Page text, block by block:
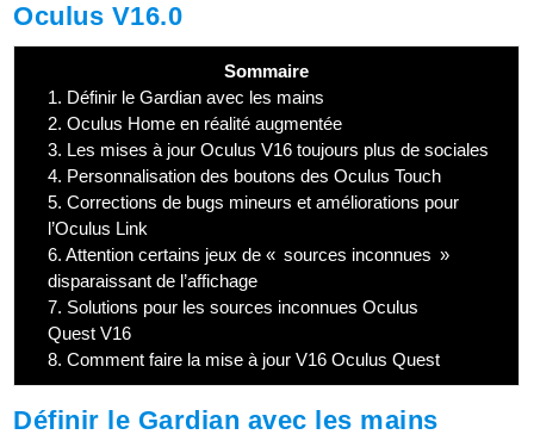
Oculus V16.0
Sommaire
1. Définir le Gardian avec les mains
2. Oculus Home en réalité augmentée
3. Les mises à jour Oculus V16 toujours plus de sociales
4. Personnalisation des boutons des Oculus Touch
5. Corrections de bugs mineurs et améliorations pour
l’Oculus Link
6. Attention certains jeux de « sources inconnues »
disparaissant de l’affichage
7. Solutions pour les sources inconnues Oculus
Quest V16
8. Comment faire la mise à jour V16 Oculus Quest
Définir le Gardian avec les mains